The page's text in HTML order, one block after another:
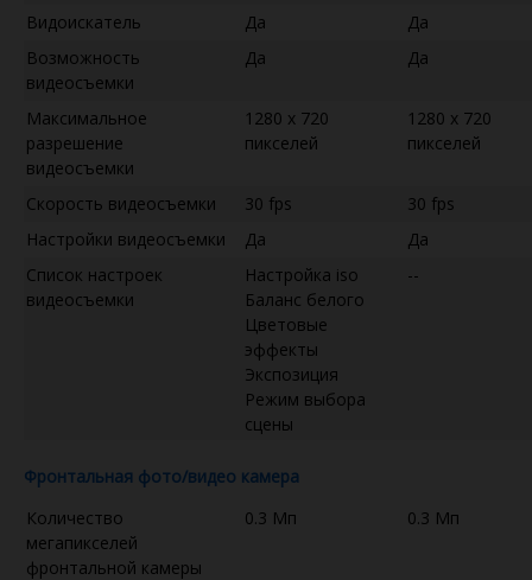
Видоискатель
Да
Да
Возможность
видеосъемки
Да Да
Максимальное
разрешение
видеосъемки
1280 x 720
пикселей
1280 x 720
пикселей
Скорость видеосъемки 30 fps
30 fps
Настройки видеосъемки
Да
Да
Список настроек
видеосъемки
Настройка iso
Баланс белого
Цветовые
эффекты
Экспозиция
Режим выбора
сцены
--
Фронтальная фото/видео камера
Количество
мегапикселей
фронтальной камеры
0.3 Мп 0.3 Мп